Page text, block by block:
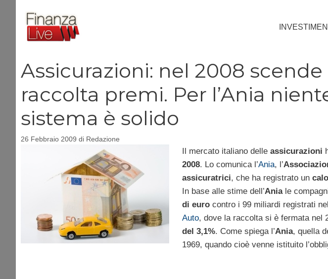
contenuto
Assicurazioni: nel 2008 scende
raccolta premi. Per l’Ania
sistema è solido
26 Febbraio 2009 di Redazione
Il mercato italiano delle assicurazioni
2008. Lo comunica l’Ania, l’
assicuratrici, che ha registrato un
In base alle stime dell’Aniale
di eurocontro i 99 miliardi registrati
Auto, dove la raccolta si è fermata nel
del 3,1%. Come spiega l’Ania, quella
1969, quando cioè venne istituito